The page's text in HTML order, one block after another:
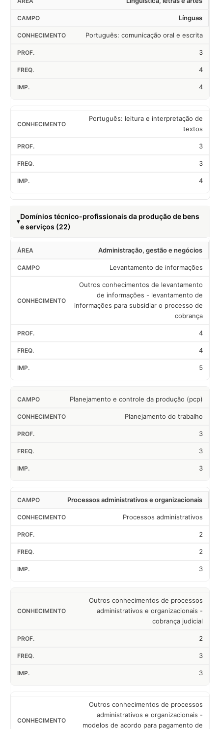
Línguas
Português: comunicação oral e escrita
3
4
4
Português: leitura e interpretação de
textos
3
3
4
Domínios técnico-profissionais da produção de bens
e serviços (22)
Administração, gestão e negócios
Levantamento de informações
Outros conhecimentos de levantamento
de informações - levantamento de
informações para subsidiar o processo de
cobrança
4
4
5
Planejamento e controle da produção (pcp)
Planejamento do trabalho
3
3
3
Processos administrativos e organizacionais
Processos administrativos
2
2
3
Outros conhecimentos de processos
administrativos e organizacionais -
cobrança judicial
2
3
3
Outros conhecimentos de processos
administrativos e organizacionais -
modelos de acordo para pagamento de